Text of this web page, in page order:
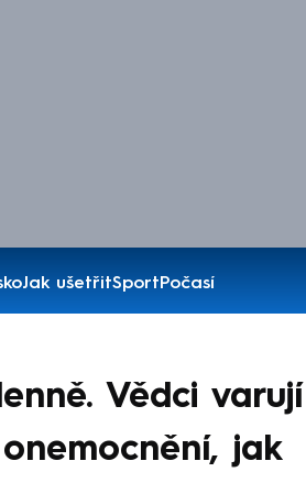
Jak ušetřitSportPočasí
Vědci varují
jak